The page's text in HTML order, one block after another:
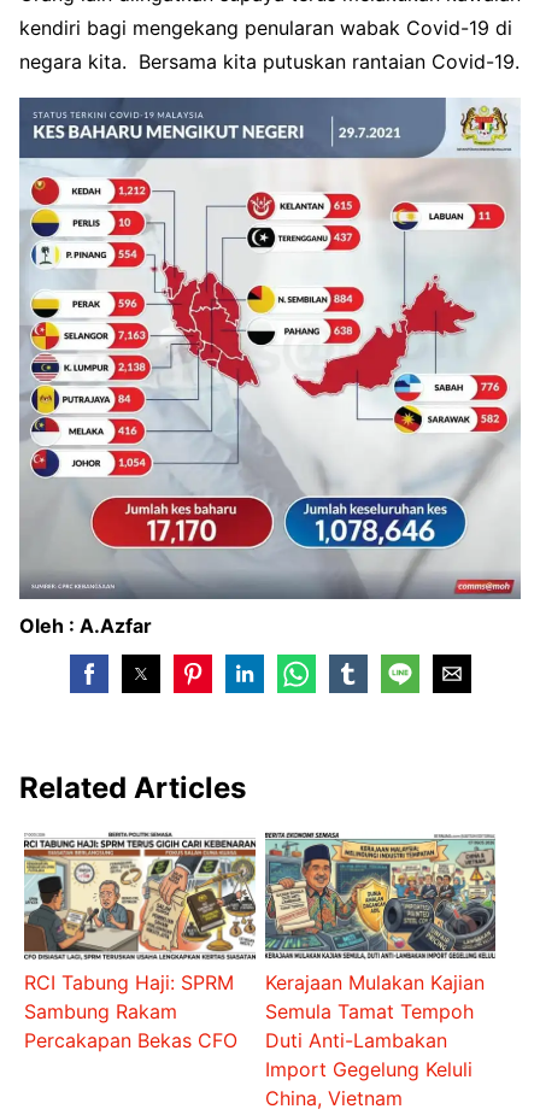
kendiri bagi mengekang penularan wabak Covid-19 di
negara kita. Bersama kita putuskan rantaian Covid-19.
Oleh : A.Azfar
Related Articles
RCI Tabung Haji: SPRM
Sambung Rakam
Percakapan Bekas CFO
Kerajaan Mulakan Kajian
Semula Tamat Tempoh
Duti Anti-Lambakan
Import Gegelung Keluli
China, Vietnam